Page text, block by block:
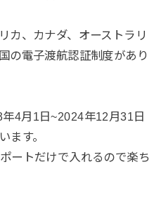
カ、カナダ、オーストラリ
の電子渡航認証制度があり
4月1日~2024年12月31日
ます。
ートだけで入れるので楽ち